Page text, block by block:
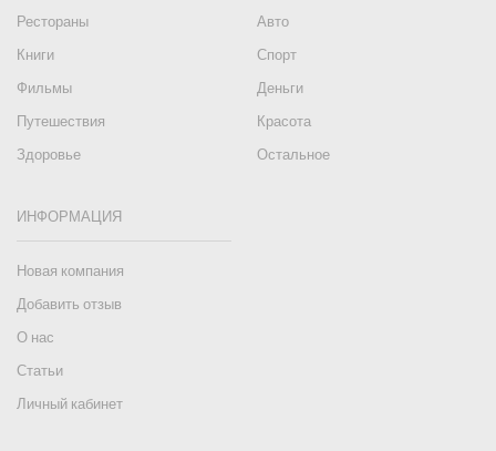
Рестораны
Авто
Книги
Спорт
Фильмы
Деньги
Путешествия
Красота
Здоровье
Остальное
ИНФОРМАЦИЯ
Новая компания
Добавить отзыв
О нас
Статьи
Личный кабинет